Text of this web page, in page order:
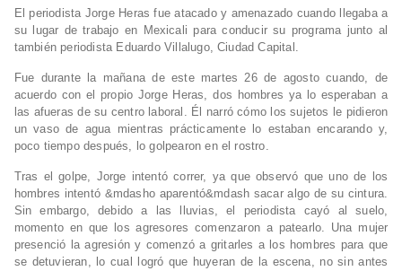
El periodista Jorge Heras fue atacado y amenazado cuando llegaba a
su lugar de trabajo en Mexicali para conducir su programa junto al
también periodista Eduardo Villalugo, Ciudad Capital.
Fue durante la mañana de este martes 26 de agosto cuando, de
acuerdo con el propio Jorge Heras, dos hombres ya lo esperaban a
las afueras de su centro laboral. Él narró cómo los sujetos le pidieron
un vaso de agua mientras prácticamente lo estaban encarando y,
poco tiempo después, lo golpearon en el rostro.
Tras el golpe, Jorge intentó correr, ya que observó que uno de los
hombres intentó &mdasho aparentó&mdash sacar algo de su cintura.
Sin embargo, debido a las lluvias, el periodista cayó al suelo,
momento en que los agresores comenzaron a patearlo. Una mujer
presenció la agresión y comenzó a gritarles a los hombres para que
se detuvieran, lo cual logró que huyeran de la escena, no sin antes